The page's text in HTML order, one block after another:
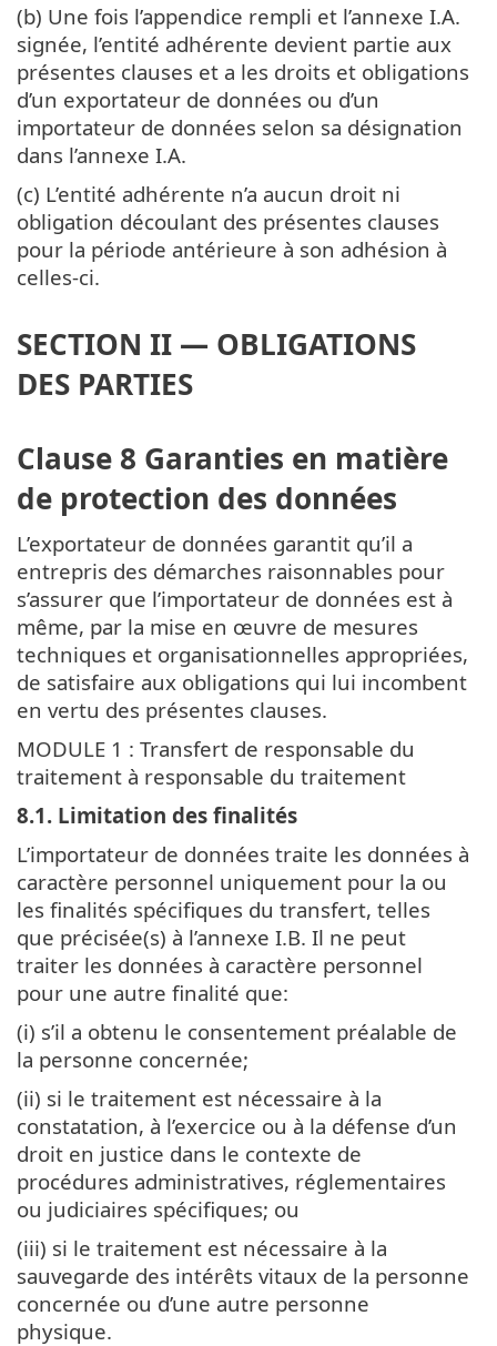
(b) Une fois l’appendice rempli et l’annexe I.A.
signée, l’entité adhérente devient partie aux
présentes clauses et a les droits et obligations
d’un exportateur de données ou d’un
importateur de données selon sa désignation
dans l’annexe I.A.
(c) L’entité adhérente n’a aucun droit ni
obligation découlant des présentes clauses
pour la période antérieure à son adhésion à
celles-ci.
SECTION II — OBLIGATIONS
DES PARTIES
Clause 8 Garanties en matière
de protection des données
L’exportateur de données garantit qu’il a
entrepris des démarches raisonnables pour
s’assurer que l’importateur de données est à
même, par la mise en œuvre de mesures
techniques et organisationnelles appropriées,
de satisfaire aux obligations qui lui incombent
en vertu des présentes clauses.
MODULE 1 : Transfert de responsable du
traitement à responsable du traitement
8.1. Limitation des finalités
L’importateur de données traite les données à
caractère personnel uniquement pour la ou
les finalités spécifiques du transfert, telles
que précisée(s) à l’annexe I.B. Il ne peut
traiter les données à caractère personnel
pour une autre finalité que:
(i) s’il a obtenu le consentement préalable de
la personne concernée;
(ii) si le traitement est nécessaire à la
constatation, à l’exercice ou à la défense d’un
droit en justice dans le contexte de
procédures administratives, réglementaires
ou judiciaires spécifiques; ou
(iii) si le traitement est nécessaire à la
sauvegarde des intérêts vitaux de la personne
concernée ou d’une autre personne
physique.